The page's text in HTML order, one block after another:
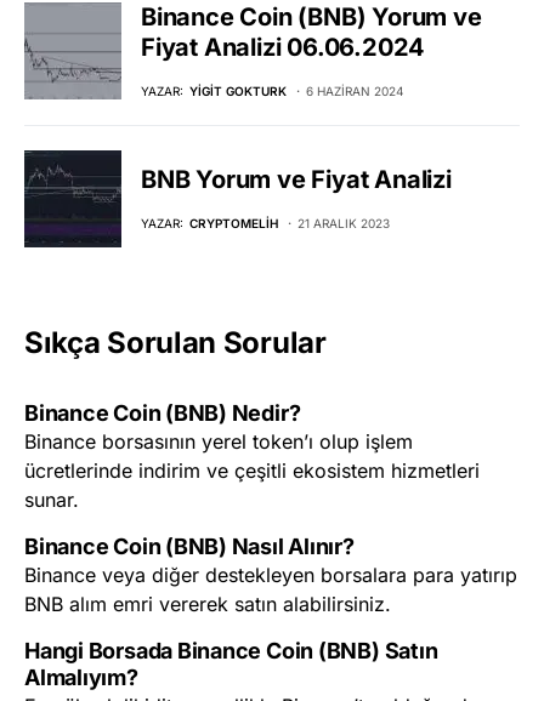
Binance Coin (BNB) Yorum ve
Fiyat Analizi 06.06.2024
YAZAR: YIGIT GOKTURK 6 HAZIRAN 2024
BNB Yorum ve Fiyat Analizi
YAZAR: CRYPTOMELIH 21 ARALIK 2023
Sıkça Sorulan Sorular
Binance Coin (BNB) Nedir?
Binance borsasının yerel token’ı olup işlem
ücretlerinde indirim ve çeşitli ekosistem hizmetleri
sunar.
Binance Coin (BNB) Nasıl Alınır?
Binance veya diğer destekleyen borsalara para yatırıp
BNB alım emri vererek satın alabilirsiniz.
Hangi Borsada Binance Coin (BNB) Satın
Almalıyım?